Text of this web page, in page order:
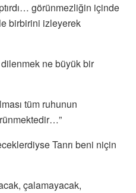
görünmezliğin içinde
birbirini izleyerek
dilenmek ne büyük bir
tüm ruhunun
Tanrı beni niçin
çalamayacak,